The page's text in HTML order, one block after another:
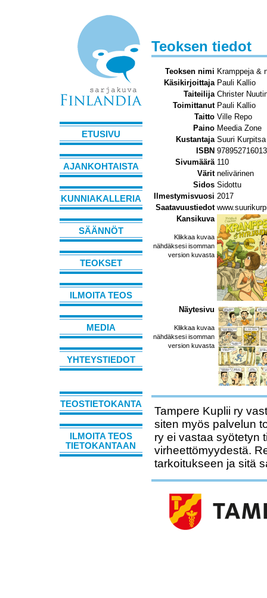
ETUSIVU
AJANKOHTAISTA
KUNNIAKALLERIA
SÄÄNNÖT
TEOKSET
ILMOITA TEOS
MEDIA
YHTEYSTIEDOT
TEOSTIETOKANTA
ILMOITA TEOS
TIETOKANTAAN
Teoksen tiedot
Teoksen nimi Kramppeja &
Käsikirjoittaja Pauli Kallio
Taiteilija Christer
Toimittanut Pauli Kallio
Taitto Ville Repo
Paino Meedia Zone
Kustantaja Suuri Kurpitsa
ISBN
Sivumäärä 110
Värit nelivärinen
Sidos Sidottu
Ilmestymisvuosi 2017
Saatavuustiedot
Kansikuva
Klikkaa kuvaa
nähdäksesi isomman
version kuvasta
Näytesivu
Klikkaa kuvaa
nähdäksesi isomman
version kuvasta
Tampere Kuplii ry
siten myös palvelun
ry ei vastaa syötetyn
virheettömyydestä.
tarkoitukseen ja sitä